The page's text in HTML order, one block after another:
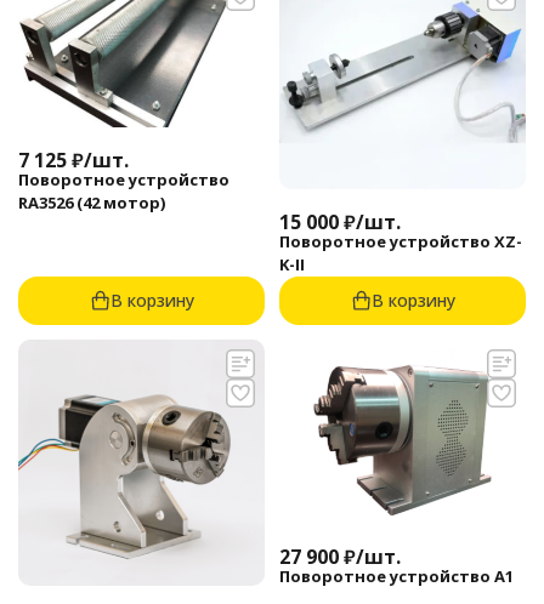
7 125₽/шт.
Поворотное устройство
RA3526 (42 мотор)
В корзину
15 000₽/шт.
Поворотное устройство XZ-
K-II
В корзину
27 900₽/шт.
Поворотное устройство A1